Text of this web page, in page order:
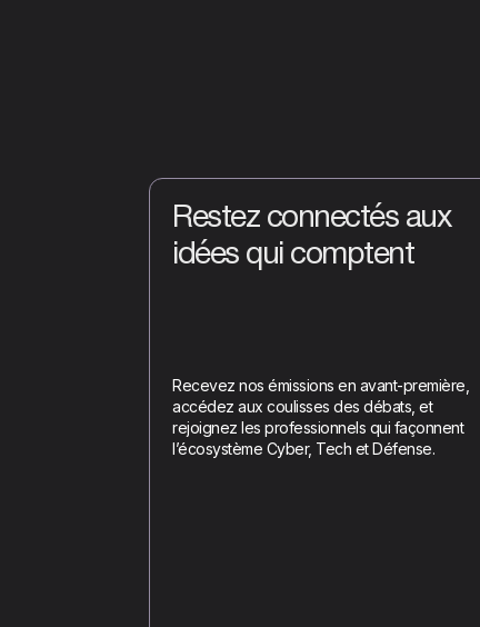
Restez connectés aux
idées qui comptent
Recevez nos émissions en avant-première,
accédez aux coulisses des débats, et
rejoignez les professionnels qui façonnent
l’écosystème Cyber, Tech et Défense.